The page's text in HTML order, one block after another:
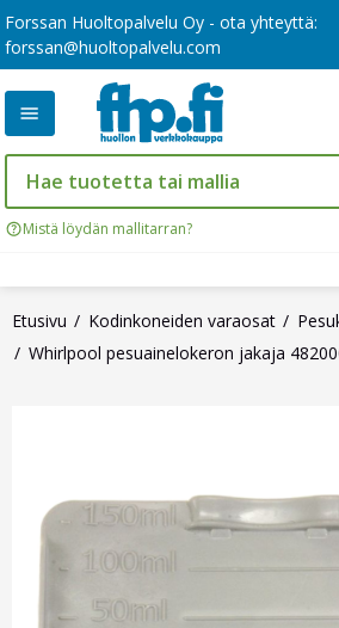
Forssan Huoltopalvelu Oy - ota yhteyttä:
forssan@huoltopalvelu.com
Mistä löydän mallitarran?
Etusivu Kodinkoneiden varaosat
Whirlpool pesuainelokeron jakaja